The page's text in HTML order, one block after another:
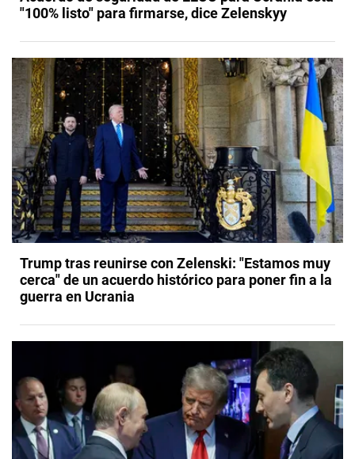
"100% listo" para firmarse, dice Zelenskyy
Trump tras reunirse con Zelenski: "Estamos muy
cerca" de un acuerdo histórico para poner fin a la
guerra en Ucrania